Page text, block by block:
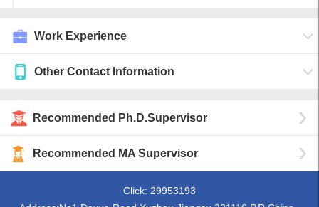
Work Experience
Other Contact Information
Recommended Ph.D.Supervisor
Recommended MA Supervisor
Click: 29953193